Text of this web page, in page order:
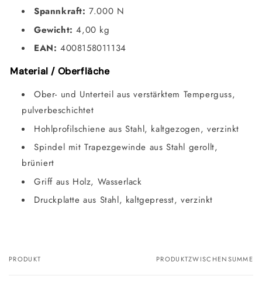
Spannkraft: 7.000 N
Gewicht: 4,00 kg
EAN: 4008158011134
Material / Oberfläche
Ober- und Unterteil aus verstärktem Temperguss,
pulverbeschichtet
Hohlprofilschiene aus Stahl, kaltgezogen, verzinkt
Spindel mit Trapezgewinde aus Stahl gerollt,
brüniert
Griff aus Holz, Wasserlack
Druckplatte aus Stahl, kaltgepresst, verzinkt
Ihr
PRODUKT PRODUKTZWISCHENSUMME